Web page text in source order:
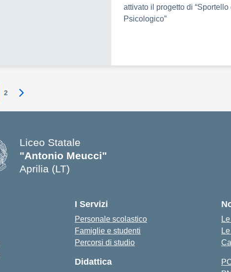
attivato il progetto di “Sportello
Psicologico”
2 Pagina successiva
Liceo Statale
"Antonio Meucci"
Aprilia (LT)
I Servizi
Personale scolastico
Famiglie e studenti
Percorsi di studio
Didattica